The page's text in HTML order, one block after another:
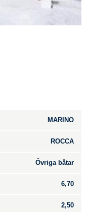
MARINO
ROCCA
Övriga båtar
6,70
2,50